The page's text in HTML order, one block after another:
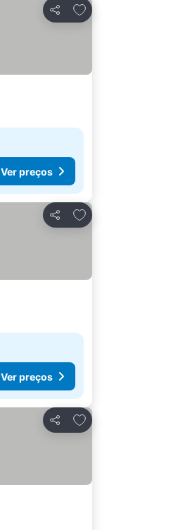
Partilhar
Adicionar aos favoritos
Ver preços
Partilhar
Adicionar aos favoritos
Ver preços
Partilhar
Adicionar aos favoritos